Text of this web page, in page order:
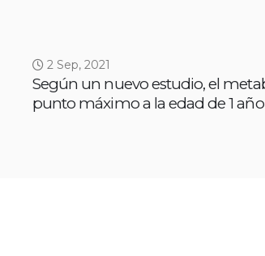
2 Sep, 2021
Según un nuevo estudio, el
punto máximo a la edad de 1 año